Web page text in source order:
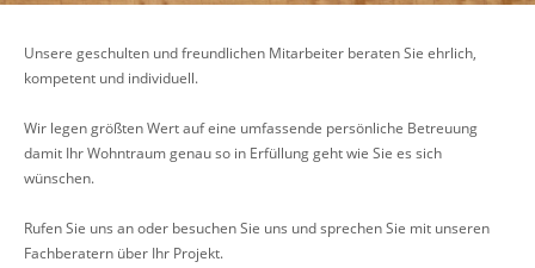
Unsere geschulten und freundlichen Mitarbeiter beraten Sie ehrlich,
kompetent und individuell.
Wir legen größten Wert auf eine umfassende persönliche Betreuung
damit Ihr Wohntraum genau so in Erfüllung geht wie Sie es sich
wünschen.
Rufen Sie uns an oder besuchen Sie uns und sprechen Sie mit unseren
Fachberatern über Ihr Projekt.